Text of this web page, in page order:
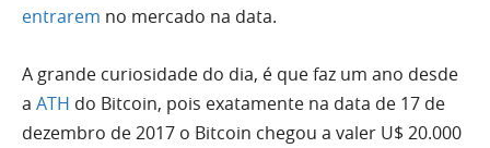
entrarem no mercado na data.
A grande curiosidade do dia, é que faz um ano desde
a ATH do Bitcoin, pois exatamente na data de 17 de
dezembro de 2017 o Bitcoin chegou a valer U$ 20.000